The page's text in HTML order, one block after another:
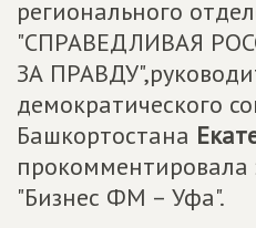
регионального
"СПРАВЕДЛИВАЯ
ЗА
демократического
Башкортостана
прокомментировала
"Бизнес ФM – Уфа".